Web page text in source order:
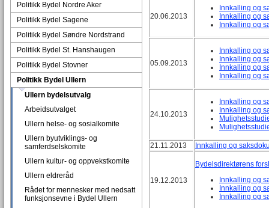
Politikk Bydel Nordre Aker
Politikk Bydel Sagene
Politikk Bydel Søndre Nordstrand
Politikk Bydel St. Hanshaugen
Politikk Bydel Stovner
Politikk Bydel Ullern
Ullern bydelsutvalg
Arbeidsutvalget
Ullern helse- og sosialkomite
Ullern byutviklings- og
samferdselskomite
Ullern kultur- og oppvekstkomite
Ullern eldreråd
Rådet for mennesker med nedsatt
funksjonsevne i Bydel Ullern
20.06.2013
Innkalling og
Innkalling og
Innkalling og
05.09.2013
Innkalling og
Innkalling og
Innkalling og
Innkalling og
24.10.2013
Innkalling og
Innkalling og
21.11.2013 Innkalling og
19.12.2013
Bydelsdirektørens
Innkalling og
Innkalling og
Innkalling og